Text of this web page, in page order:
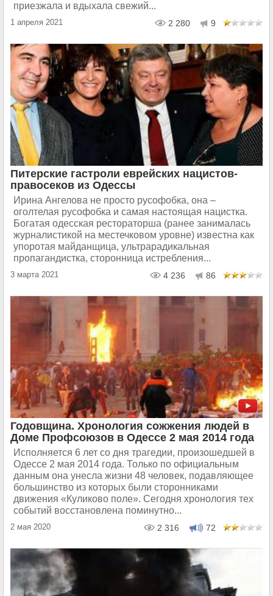
приезжала и вдыхала свежий...
1 апреля 2021 2 280 9
Питерские гастроли еврейских нацистов-
правосеков из Одессы
Ирина Ангелова не просто русофобка, она –
оголтелая русофобка и самая настоящая нацистка.
Богатая одесская рестораторша (ранее занималась
журналистикой на местечковом уровне) известна как
упоротая майданщица, ультрарадикальная
пропагандистка, сторонница истребления...
3 марта 2021 4 236 86
Годовщина. Хронология сожжения людей в
Доме Профсоюзов в Одессе 2 мая 2014 года
Исполняется 6 лет со дня трагедии, произошедшей в
Одессе 2 мая 2014 года. Только по официальным
данным она унесла жизни 48 человек, подавляющее
большинство из которых были сторонниками
движения «Куликово поле». Сегодня хронология тех
событий восстановлена поминутно...
2 мая 2020 2 316 72